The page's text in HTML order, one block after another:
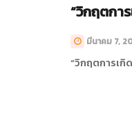
“วิกฤตกา
มีนาคม 7,
“วิกฤตการเกิ